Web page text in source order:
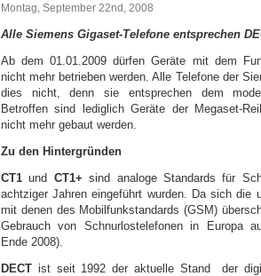
Montag, September 22nd, 2008
Alle Siemens Gigaset-Telefone entsprechen
Ab dem 01.01.2009 dürfen Geräte mit dem
nicht mehr betrieben werden. Alle Telefone der
dies nicht, denn sie entsprechen dem
Betroffen sind lediglich Geräte der Megaset-
nicht mehr gebaut werden.
Zu den Hintergründen
CT1und CT1+ sind analoge Standards für
achtziger Jahren eingeführt wurden. Da sich die
mit denen des Mobilfunkstandards (GSM)
Gebrauch von Schnurlostelefonen in Europa
Ende 2008).
DECT ist seit 1992 der aktuelle Stand der